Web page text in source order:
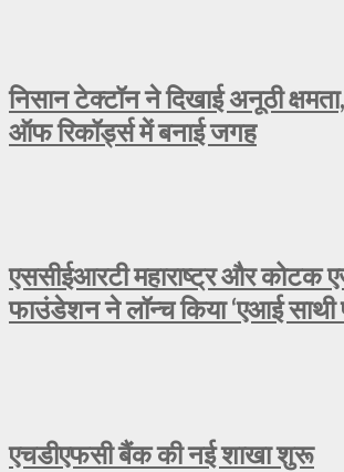
निसान टेक्टॉन ने दिखाई अनूठी
ऑफ रिकॉर्ड्स में बनाई जगह
एससीईआरटी महाराष्ट्र और कोटक
फाउंडेशन ने लॉन्च किया ‘एआई साथी
एचडीएफसी बैंक की नई शाखा शुरू